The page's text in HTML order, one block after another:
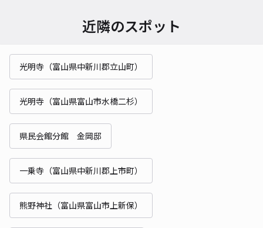
近隣のスポット
光明寺（富山県中新川郡立山町）
光明寺（富山県富山市水橋二杉）
県民会館分館 金岡邸
一乗寺（富山県中新川郡上市町）
熊野神社（富山県富山市上新保）